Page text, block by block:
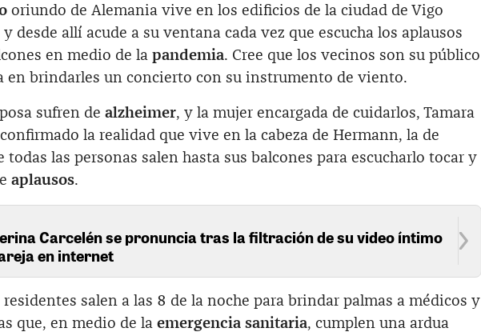
oriundo de Alemania vive en los edificios de la ciudad de Vigo
y desde allí acude a su ventana cada vez que escucha los aplausos
en medio de la pandemia. Cree que los vecinos son su público
en brindarles un concierto con su instrumento de viento.‌
sufren de alzheimer, y la mujer encargada de cuidarlos, Tamara
confirmado la realidad que vive en la cabeza de Hermann, la de
todas las personas salen hasta sus balcones para escucharlo tocar y
aplausos.
Carcelén se pronuncia tras la filtración de su video íntimo
en internet
residentes salen a las 8 de la noche para brindar palmas a médicos y
que, en medio de la emergencia sanitaria, cumplen una ardua